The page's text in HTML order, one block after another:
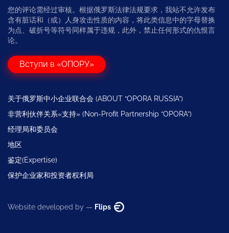
您的评论需经过审核。根据俄罗斯法律法规要求，我站不允许发布
含有脏话和（或）人身攻击性质的内容，将此类信息中的字母替换
为点、破折号等符号同样属于违规，此外，禁止任何形式的仇恨言
论。
Вступи в «ОПОРУ»
关于俄罗斯中小企业联合会 (ABOUT “OPORA RUSSIA”)
非营利伙伴关系«支持» (Non-Profit Partnership “OPORA”)
经理局和委员会
地区
鉴定(Expertise)
保护企业家和投资者权利局
Website developed by — Flips